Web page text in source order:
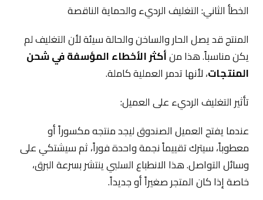
الخطأ الثاني: التغليف الرديء والحماية الناقصة
المنتج قد يصل الحار والساخن والحالة سيئة لأن التغليف لم
يكن مناسباً. هذا منأكثر الأخطاء المؤسفة في شحن
المنتجات، لأنها تدمر العملية كاملة.
تأثير التغليف الرديء على العميل:
عندما يفتح العميل الصندوق ليجد منتجه مكسوراً أو
معطوباً، سيترك تقييماً نجمة واحدة فوراً، ثم سيشتكي على
وسائل التواصل. هذا الانطباع السلبي ينتشر بسرعة البرق،
خاصة إذا كان المتجر صغيراً أو جديداً.